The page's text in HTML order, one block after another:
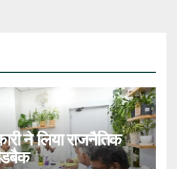
ने लिया राजनैतिक